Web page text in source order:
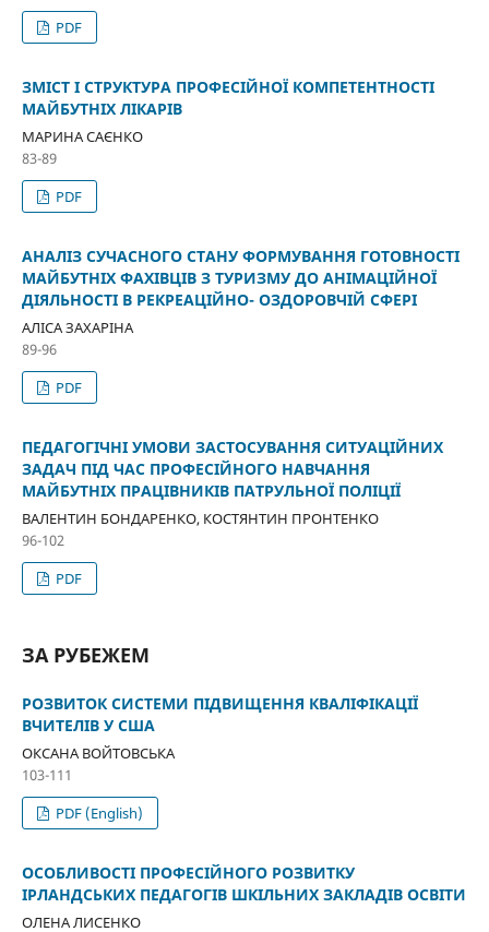
PDF
ЗМІСТ І СТРУКТУРА ПРОФЕСІЙНОЇ КОМПЕТЕНТНОСТІ
МАЙБУТНІХ ЛІКАРІВ
МАРИНА САЄНКО
83-89
PDF
АНАЛІЗ СУЧАСНОГО СТАНУ ФОРМУВАННЯ ГОТОВНОСТІ
МАЙБУТНІХ ФАХІВЦІВ З ТУРИЗМУ ДО АНІМАЦІЙНОЇ
ДІЯЛЬНОСТІ В РЕКРЕАЦІЙНО- ОЗДОРОВЧІЙ СФЕРІ
АЛІСА ЗАХАРІНА
89-96
PDF
ПЕДАГОГІЧНІ УМОВИ ЗАСТОСУВАННЯ СИТУАЦІЙНИХ
ЗАДАЧ ПІД ЧАС ПРОФЕСІЙНОГО НАВЧАННЯ
МАЙБУТНІХ ПРАЦІВНИКІВ ПАТРУЛЬНОЇ ПОЛІЦІЇ
ВАЛЕНТИН БОНДАРЕНКО, КОСТЯНТИН ПРОНТЕНКО
96-102
PDF
ЗА РУБЕЖЕМ
РОЗВИТОК СИСТЕМИ ПІДВИЩЕННЯ КВАЛІФІКАЦІЇ
ВЧИТЕЛІВ У США
ОКСАНА ВОЙТОВСЬКА
103-111
PDF (English)
ОСОБЛИВОСТІ ПРОФЕСІЙНОГО РОЗВИТКУ
ІРЛАНДСЬКИХ ПЕДАГОГІВ ШКІЛЬНИХ ЗАКЛАДІВ ОСВІТИ
ОЛЕНА ЛИСЕНКО